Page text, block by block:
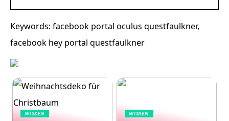
Keywords: facebook portal oculus questfaulkner,
facebook hey portal questfaulkner
WISSEN WISSEN